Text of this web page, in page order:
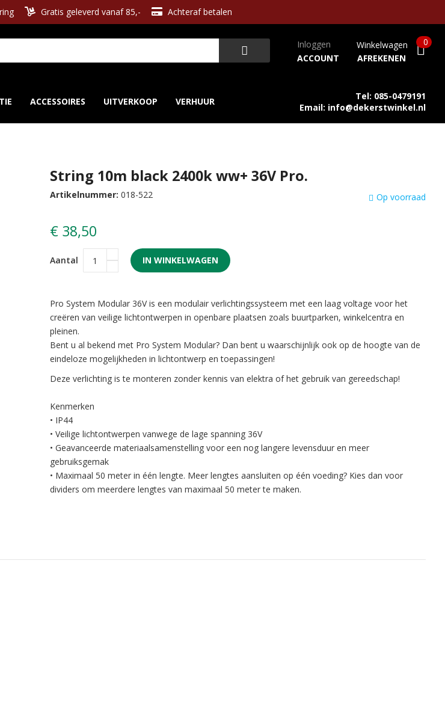
Gratis geleverd vanaf 85,- Achteraf betalen
Inloggen
ACCOUNT
Winkelwagen
AFREKENEN
0
ACCESSOIRES UITVERKOOP VERHUUR
Tel: 085-0479191
Email: info@dekerstwinkel.nl
String 10m black 2400k ww+ 36V Pro.
Op voorraad
Artikelnummer: 018-522
€ 38,50
Aantal IN WINKELWAGEN
Pro System Modular 36V is een modulair verlichtingssysteem met een laag voltage voor het
creëren van veilige lichtontwerpen in openbare plaatsen zoals buurtparken, winkelcentra en
pleinen.
Bent u al bekend met Pro System Modular? Dan bent u waarschijnlijk ook op de hoogte van de
eindeloze mogelijkheden in lichtontwerp en toepassingen!
Deze verlichting is te monteren zonder kennis van elektra of het gebruik van gereedschap!
Kenmerken
• IP44
• Veilige lichtontwerpen vanwege de lage spanning 36V
• Geavanceerde materiaalsamenstelling voor een nog langere levensduur en meer
gebruiksgemak
• Maximaal 50 meter in één lengte. Meer lengtes aansluiten op één voeding? Kies dan voor
dividers om meerdere lengtes van maximaal 50 meter te maken.